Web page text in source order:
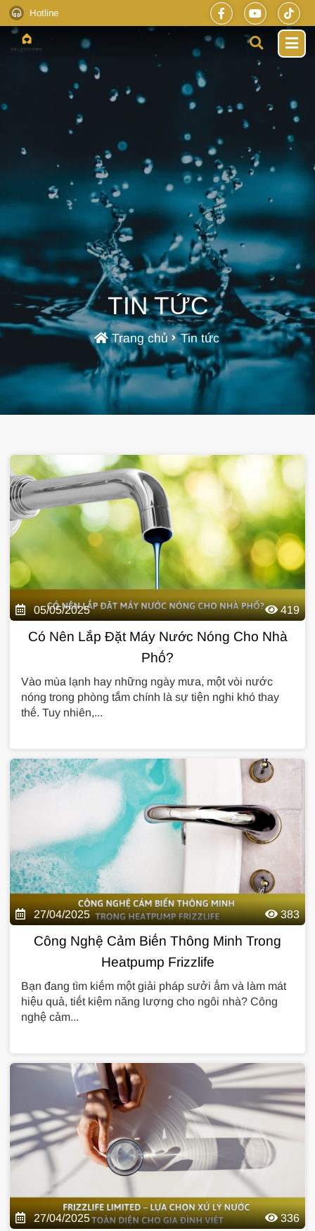
Hotline
TIN TỨC
Trang chủ Tin tức
05/05/2025 419
Có Nên Lắp Đặt Máy Nước Nóng Cho Nhà
Phố?
Vào mùa lạnh hay những ngày mưa, một vòi nước
nóng trong phòng tắm chính là sự tiện nghi khó thay
thế. Tuy nhiên,...
27/04/2025 383
Công Nghệ Cảm Biến Thông Minh Trong
Heatpump Frizzlife
Bạn đang tìm kiếm một giải pháp sưởi ấm và làm mát
hiệu quả, tiết kiệm năng lượng cho ngôi nhà? Công
nghệ cảm...
27/04/2025 336